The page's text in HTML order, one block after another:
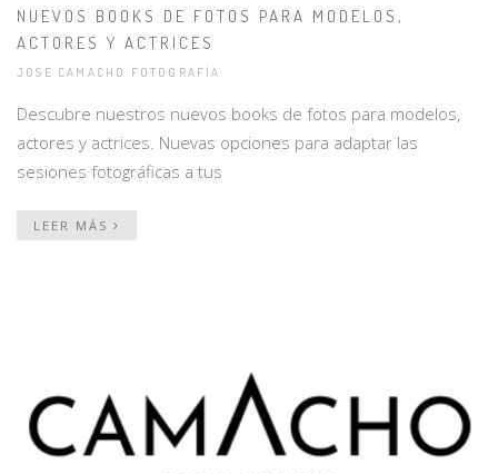
NUEVOS BOOKS DE FOTOS PARA MODELOS,
ACTORES Y ACTRICES
JOSE CAMACHO FOTOGRAFÍA
Descubre nuestros nuevos books de fotos para modelos,
actores y actrices. Nuevas opciones para adaptar las
sesiones fotográficas a tus
LEER MÁS